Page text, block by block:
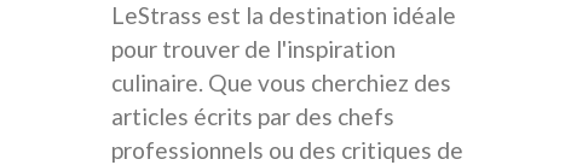
LeStrass est la destination idéale
pour trouver de l'inspiration
culinaire. Que vous cherchiez des
articles écrits par des chefs
professionnels ou des critiques de